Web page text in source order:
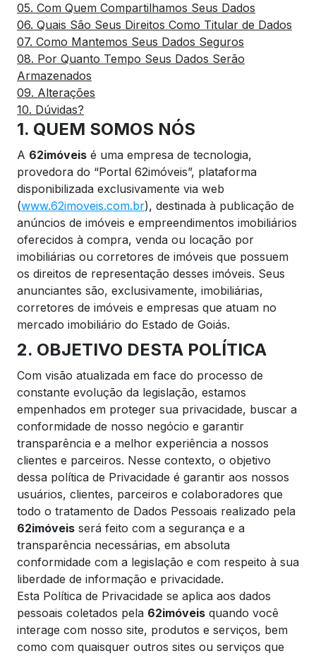
05. Com Quem Compartilhamos Seus Dados
06. Quais São Seus Direitos Como Titular de Dados
07. Como Mantemos Seus Dados Seguros
08. Por Quanto Tempo Seus Dados Serão
Armazenados
09. Alterações
10. Dúvidas?
1. QUEM SOMOS NÓS
A 62imóveis é uma empresa de tecnologia,
provedora do “Portal 62imóveis”, plataforma
disponibilizada exclusivamente via web
(www.62imoveis.com.br), destinada à publicação de
anúncios de imóveis e empreendimentos imobiliários
oferecidos à compra, venda ou locação por
imobiliárias ou corretores de imóveis que possuem
os direitos de representação desses imóveis. Seus
anunciantes são, exclusivamente, imobiliárias,
corretores de imóveis e empresas que atuam no
mercado imobiliário do Estado de Goiás.
2. OBJETIVO DESTA POLÍTICA
Com visão atualizada em face do processo de
constante evolução da legislação, estamos
empenhados em proteger sua privacidade, buscar a
conformidade de nosso negócio e garantir
transparência e a melhor experiência a nossos
clientes e parceiros. Nesse contexto, o objetivo
dessa política de Privacidade é garantir aos nossos
usuários, clientes, parceiros e colaboradores que
todo o tratamento de Dados Pessoais realizado pela
62imóveis será feito com a segurança e a
transparência necessárias, em absoluta
conformidade com a legislação e com respeito à sua
liberdade de informação e privacidade.
Esta Política de Privacidade se aplica aos dados
pessoais coletados pela 62imóveis quando você
interage com nosso site, produtos e serviços, bem
como com quaisquer outros sites ou serviços que